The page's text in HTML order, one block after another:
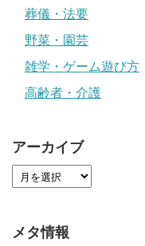
葬儀・法要
野菜・園芸
雑学・ゲーム遊び方
高齢者・介護
アーカイブ
メタ情報